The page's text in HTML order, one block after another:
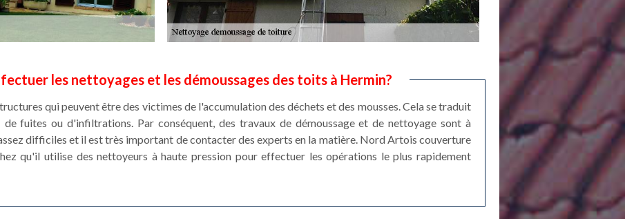
les nettoyages et les démoussages des toits à Hermin?
qui peuvent être des victimes de l'accumulation des déchets et des mousses. Cela se traduit
fuites ou d'infiltrations. Par conséquent, des travaux de démoussage et de nettoyage sont à
difficiles et il est très important de contacter des experts en la matière. Nord Artois couverture
qu'il utilise des nettoyeurs à haute pression pour effectuer les opérations le plus rapidement